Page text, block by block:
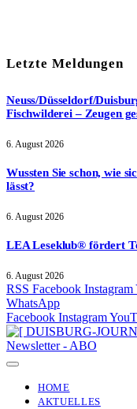
Letzte Meldungen
Neuss/Düsseldorf/
Fischwilderei – Zeugen
6. August 2026
Wussten Sie schon, wie
lässt?
6. August 2026
LEA Leseklub® fördert
6. August 2026
RSS Facebook Instagram
WhatsApp
Facebook Instagram
Newsletter - ABO
HOME
AKTUELLES